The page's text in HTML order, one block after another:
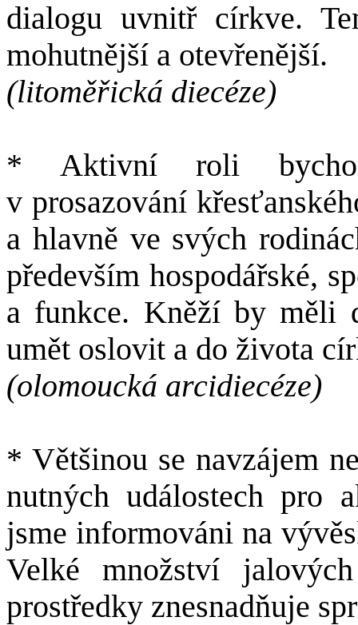
dialogu uvnitř církve.
mohutnější a otevřenější.
(litoměřická diecéze)
* Aktivní roli
v prosazování
a hlavně ve svých
především hospodářské,
a funkce. Kněží by měli
umět oslovit a do života
(olomoucká arcidiecéze)
* Většinou se navzájem
nutných událostech pro
jsme informováni na
Velké množství
prostředky znesnadňuje